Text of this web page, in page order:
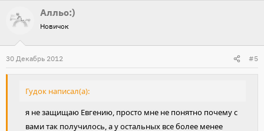
Алльо:)
Новичок
30 Декабрь 2012 #5
Гудок написал(а):
я не защищаю Евгению, просто мне не понятно почему с
вами так получилось, а у остальных все более менее